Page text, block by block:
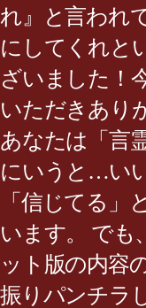
れ』と言われ
にしてくれと
ざいました！
いただきあり
あなたは「言
にいうと…い
「信じてる
います。 でも
ット版の内容
振りパンチラ